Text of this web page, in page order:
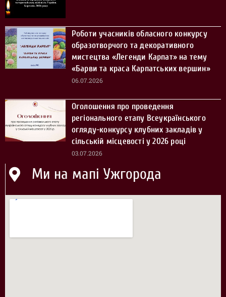
Роботи учасників обласного конкурсу
образотворчого та декоративного
мистецтва «Легенди Карпат» на тему
«Барви та краса Карпатських вершин»
06.07.2026
Оголошення про проведення
регіонального етапу Всеукраїнського
огляду-конкурсу клубних закладів у
сільській місцевості у 2026 році
03.07.2026
Ми на мапі Ужгорода